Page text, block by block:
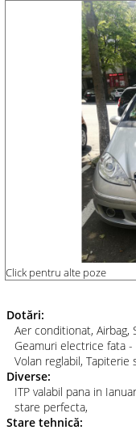
Click pentru alte poze
Dotări:
Aer conditionat, Airbag,
Geamuri electrice fata
Volan reglabil, Tapiterie
Diverse:
ITP valabil pana in
stare perfecta,
Stare tehnică: